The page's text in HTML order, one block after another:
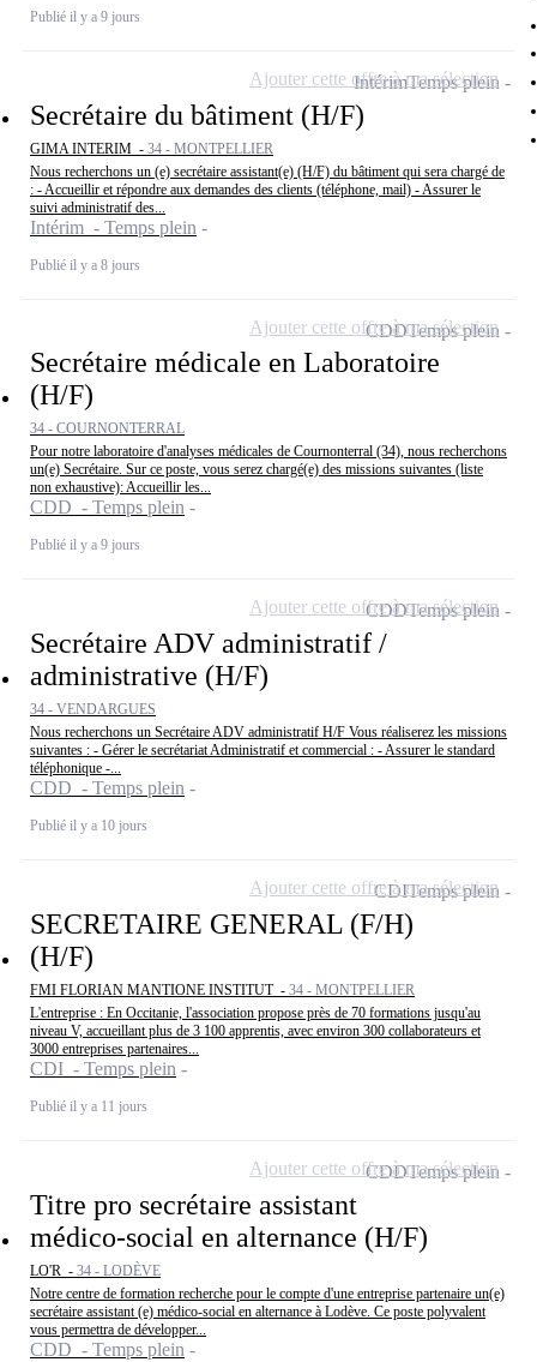
Publié il y a 9 jours
Secrétaire du bâtiment (H/F)
GIMA INTERIM - 34 - MONTPELLIER
Nous recherchons un (e) secrétaire assistant(e) (H/F) du bâtiment qui sera chargé de
: - Accueillir et répondre aux demandes des clients (téléphone, mail) - Assurer le
suivi administratif des...
Intérim - Temps plein
Publié il y a 8 jours
IntérimTemps plein
Ajouter cette offre à ma sélection
Secrétaire médicale en Laboratoire
(H/F)
34 - COURNONTERRAL
Pour notre laboratoire d'analyses médicales de Cournonterral (34), nous recherchons
un(e) Secrétaire. Sur ce poste, vous serez chargé(e) des missions suivantes (liste
non exhaustive): Accueillir les...
CDD - Temps plein
Publié il y a 9 jours
CDDTemps plein
Ajouter cette offre à ma sélection
Secrétaire ADV administratif /
administrative (H/F)
34 - VENDARGUES
Nous recherchons un Secrétaire ADV administratif H/F Vous réaliserez les missions
suivantes : - Gérer le secrétariat Administratif et commercial : - Assurer le standard
téléphonique -...
CDD - Temps plein
Publié il y a 10 jours
CDDTemps plein
Ajouter cette offre à ma sélection
SECRETAIRE GENERAL (F/H)
(H/F)
FMI FLORIAN MANTIONE INSTITUT - 34 - MONTPELLIER
L'entreprise : En Occitanie, l'association propose près de 70 formations jusqu'au
niveau V, accueillant plus de 3 100 apprentis, avec environ 300 collaborateurs et
3000 entreprises partenaires...
CDI - Temps plein
Publié il y a 11 jours
CDITemps plein
Ajouter cette offre à ma sélection
Titre pro secrétaire assistant
médico-social en alternance (H/F)
LO'R - 34 - LODÈVE
Notre centre de formation recherche pour le compte d'une entreprise partenaire un(e)
secrétaire assistant (e) médico-social en alternance à Lodève. Ce poste polyvalent
vous permettra de développer...
CDD - Temps plein
CDDTemps plein
Ajouter cette offre à ma sélection